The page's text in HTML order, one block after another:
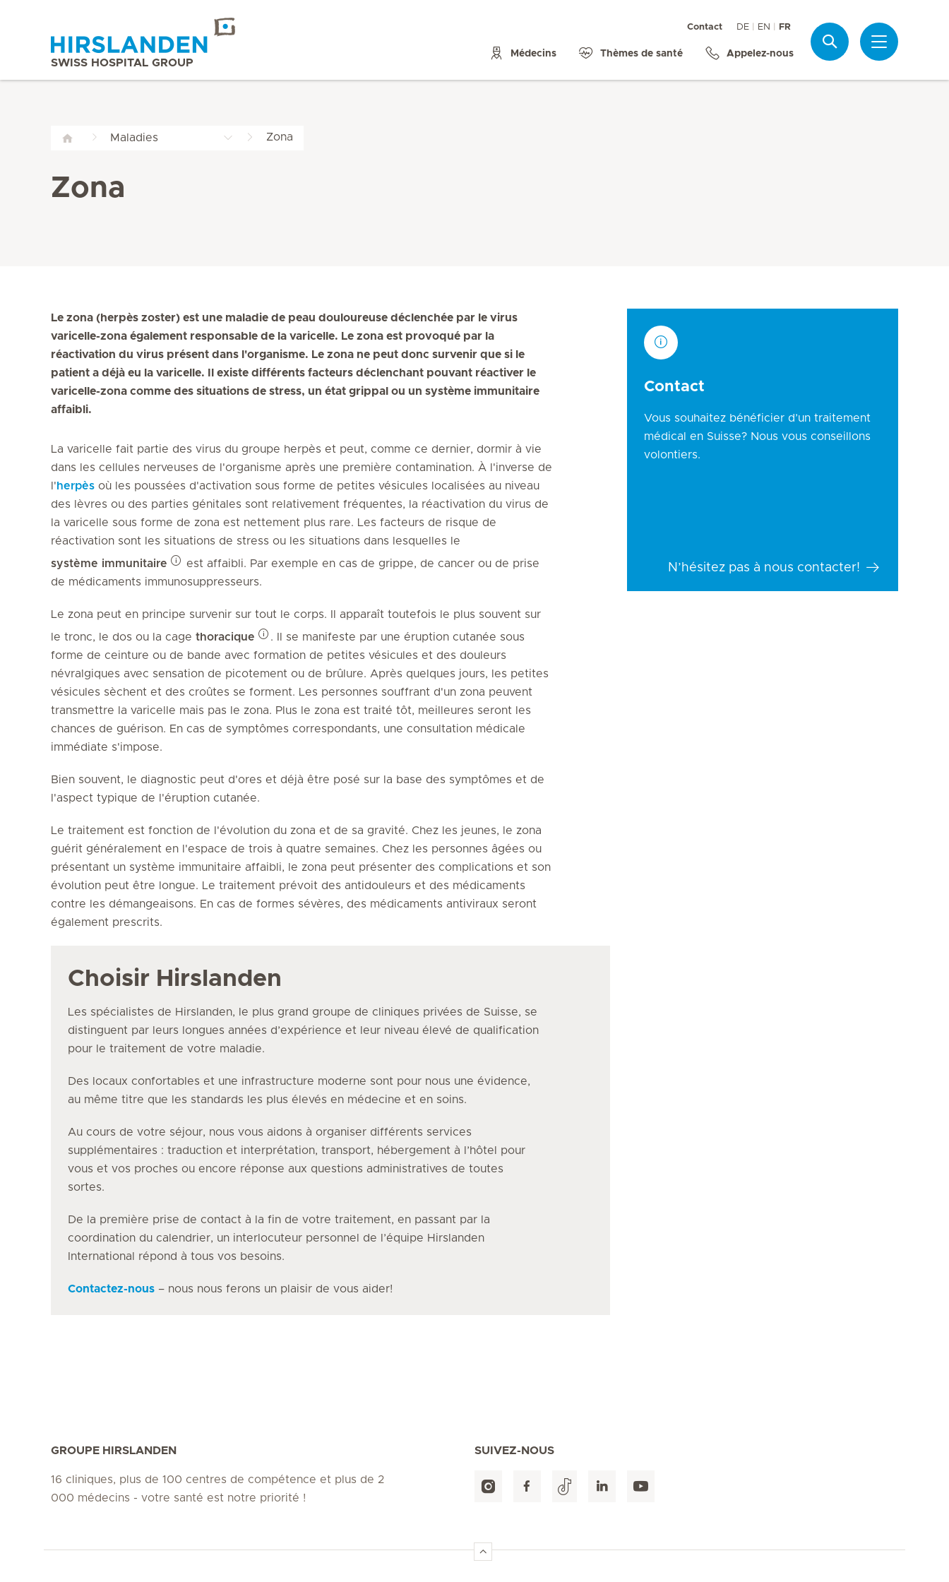
SWISS HOSPITAL GROUP
Contact DE EN FR
Médecins Thèmes de santé Appelez-nous
Maladies Zona
Zona
Le zona (herpès zoster) est une maladie de peau douloureuse déclenchée par le virus
varicelle-zona également responsable de la varicelle. Le zona est provoqué par la
réactivation du virus présent dans l'organisme. Le zona ne peut donc survenir que si le
patient a déjà eu la varicelle. Il existe différents facteurs déclenchant pouvant réactiver le
varicelle-zona comme des situations de stress, un état grippal ou un système immunitaire
affaibli.
La varicelle fait partie des virus du groupe herpès et peut, comme ce dernier, dormir à vie
dans les cellules nerveuses de l'organisme après une première contamination. À l'inverse de
l' herpès où les poussées d'activation sous forme de petites vésicules localisées au niveau
des lèvres ou des parties génitales sont relativement fréquentes, la réactivation du virus de
la varicelle sous forme de zona est nettement plus rare. Les facteurs de risque de
réactivation sont les situations de stress ou les situations dans lesquelles le
système immunitaire
est affaibli. Par exemple en cas de grippe, de cancer ou de prise
de médicaments immunosuppresseurs.
Le zona peut en principe survenir sur tout le corps. Il apparaît toutefois le plus souvent sur
le tronc, le dos ou la cage thoracique
. Il se manifeste par une éruption cutanée sous
forme de ceinture ou de bande avec formation de petites vésicules et des douleurs
névralgiques avec sensation de picotement ou de brûlure. Après quelques jours, les petites
vésicules sèchent et des croûtes se forment. Les personnes souffrant d'un zona peuvent
transmettre la varicelle mais pas le zona. Plus le zona est traité tôt, meilleures seront les
chances de guérison. En cas de symptômes correspondants, une consultation médicale
immédiate s'impose.
Bien souvent, le diagnostic peut d'ores et déjà être posé sur la base des symptômes et de
l'aspect typique de l'éruption cutanée.
Le traitement est fonction de l'évolution du zona et de sa gravité. Chez les jeunes, le zona
guérit généralement en l'espace de trois à quatre semaines. Chez les personnes âgées ou
présentant un système immunitaire affaibli, le zona peut présenter des complications et son
évolution peut être longue. Le traitement prévoit des antidouleurs et des médicaments
contre les démangeaisons. En cas de formes sévères, des médicaments antiviraux seront
également prescrits.
Choisir Hirslanden
Les spécialistes de Hirslanden, le plus grand groupe de cliniques privées de Suisse, se
distinguent par leurs longues années d’expérience et leur niveau élevé de qualification
pour le traitement de votre maladie.
Des locaux confortables et une infrastructure moderne sont pour nous une évidence,
au même titre que les standards les plus élevés en médecine et en soins.
Au cours de votre séjour, nous vous aidons à organiser différents services
supplémentaires : traduction et interprétation, transport, hébergement à l’hôtel pour
vous et vos proches ou encore réponse aux questions administratives de toutes
sortes.
De la première prise de contact à la fin de votre traitement, en passant par la
coordination du calendrier, un interlocuteur personnel de l’équipe Hirslanden
International répond à tous vos besoins.
Contactez-nous – nous nous ferons un plaisir de vous aider!
Contact
Vous souhaitez bénéficier d’un traitement
médical en Suisse? Nous vous conseillons
volontiers.
N’hésitez pas à nous contacter!
GROUPE HIRSLANDEN
16 cliniques, plus de 100 centres de compétence et plus de 2
000 médecins - votre santé est notre priorité !
SUIVEZ-NOUS